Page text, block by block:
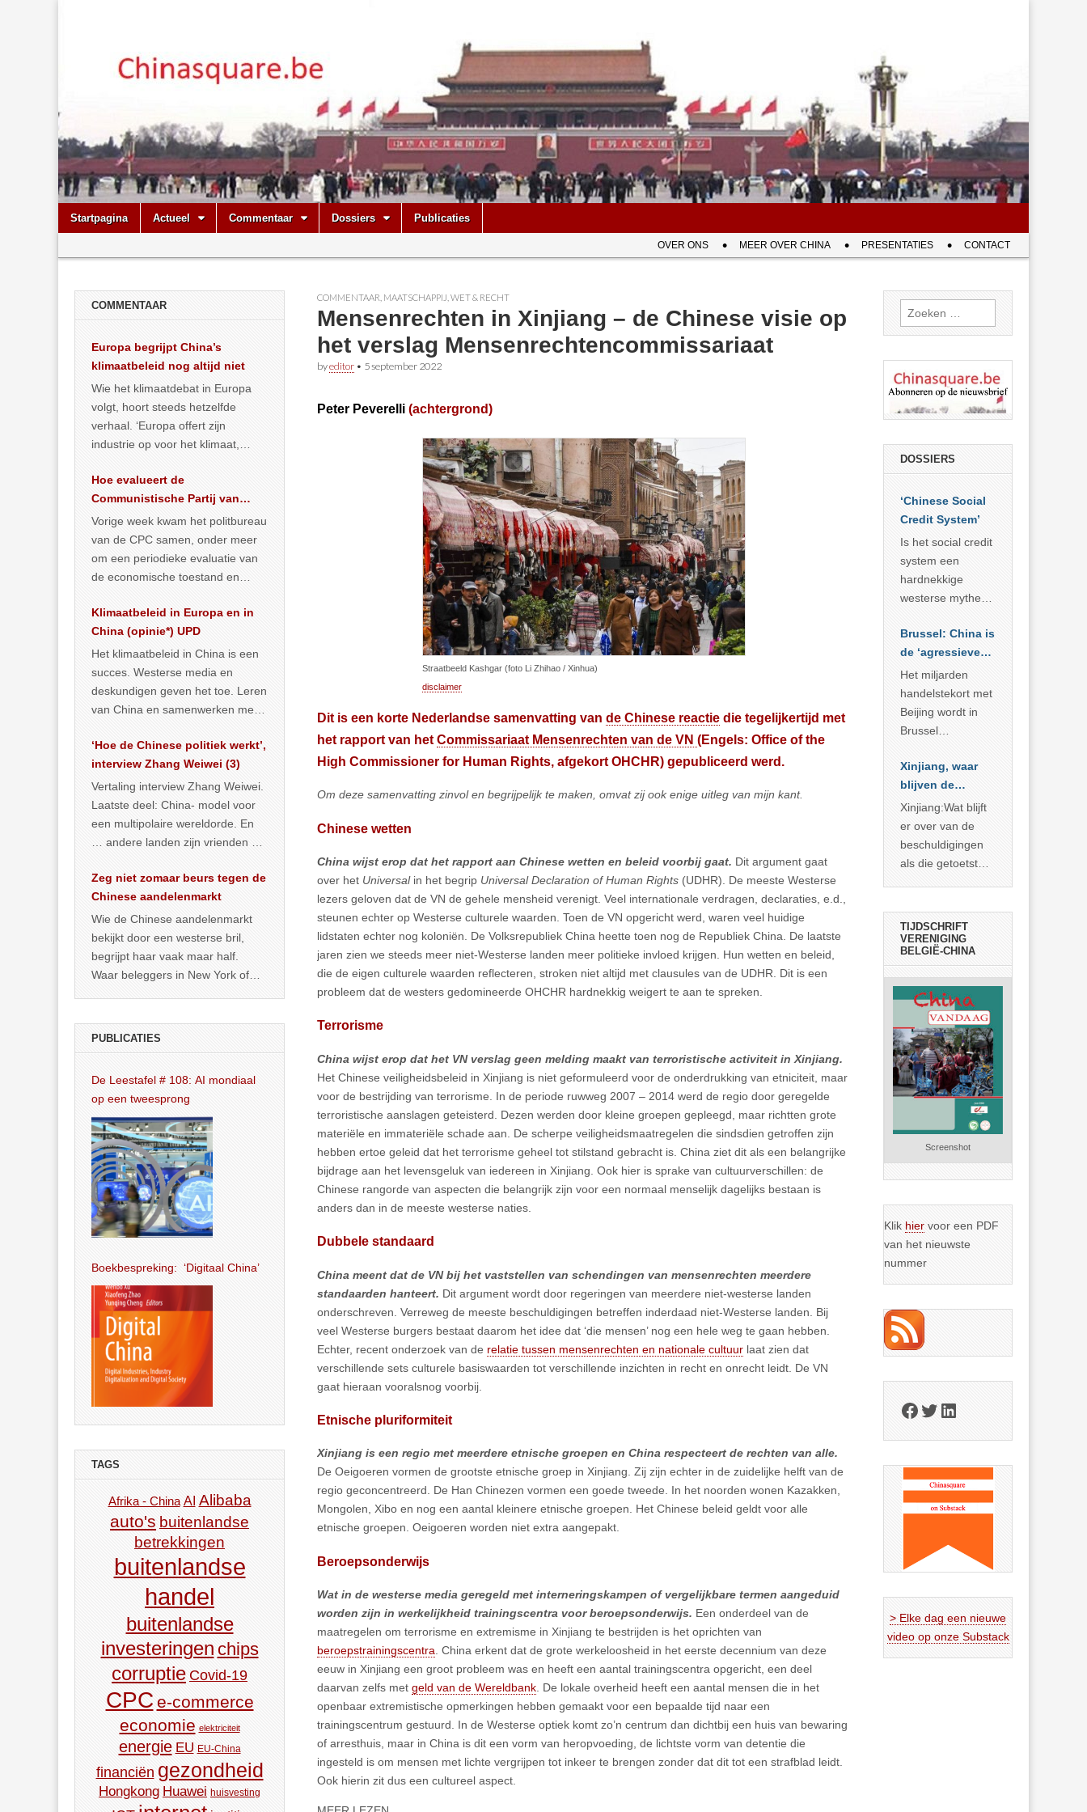
Chinasquare.be
Main
menu
Skip
Startpagina Actueel Commentaar Dossiers Publicaties
menu
OVER ONS MEER OVER CHINA PRESENTATIES CONTACT
COMMENTAAR MAATSCHAPPIJ WET & RECHT
Mensenrechten in Xinjiang – de Chinese visie op
het verslag Mensenrechtencommissariaat
byeditor • 5 september 2022
Peter Peverelli (achtergrond)
Straatbeeld Kashgar (foto Li Zhihao / Xinhua)
disclaimer
Dit is een korte Nederlandse samenvatting van de Chinese reactie die tegelijkertijd met
het rapport van het Commissariaat Mensenrechten van de VN (Engels: Office of the
High Commissioner for Human Rights, afgekort OHCHR) gepubliceerd werd.
Om deze samenvatting zinvol en begrijpelijk te maken, omvat zij ook enige uitleg van mijn kant.
Chinese wetten
China wijst erop dat het rapport aan Chinese wetten en beleid voorbij gaat. Dit argument gaat
over het Universalin het begrip Universal Declaration of Human Rights (UDHR). De meeste Westerse
lezers geloven dat de VN de gehele mensheid verenigt. Veel internationale verdragen, declaraties, e.d.,
steunen echter op Westerse culturele waarden. Toen de VN opgericht werd, waren veel huidige
lidstaten echter nog koloniën. De Volksrepubliek China heette toen nog de Republiek China. De laatste
jaren zien we steeds meer niet-Westerse landen meer politieke invloed krijgen. Hun wetten en beleid,
die de eigen culturele waarden reflecteren, stroken niet altijd met clausules van de UDHR. Dit is een
probleem dat de westers gedomineerde OHCHR hardnekkig weigert te aan te spreken.
Terrorisme
China wijst erop dat het VN verslag geen melding maakt van terroristische activiteit in Xinjiang.
Het Chinese veiligheidsbeleid in Xinjiang is niet geformuleerd voor de onderdrukking van etniciteit, maar
voor de bestrijding van terrorisme. In de periode ruwweg 2007 – 2014 werd de regio door geregelde
terroristische aanslagen geteisterd. Dezen werden door kleine groepen gepleegd, maar richtten grote
materiële en immateriële schade aan. De scherpe veiligheidsmaatregelen die sindsdien getroffen zijn
hebben ertoe geleid dat het terrorisme geheel tot stilstand gebracht is. China ziet dit als een belangrijke
bijdrage aan het levensgeluk van iedereen in Xinjiang. Ook hier is sprake van cultuurverschillen: de
Chinese rangorde van aspecten die belangrijk zijn voor een normaal menselijk dagelijks bestaan is
anders dan in de meeste westerse naties.
Dubbele standaard
China meent dat de VN bij het vaststellen van schendingen van mensenrechten meerdere
standaarden hanteert. Dit argument wordt door regeringen van meerdere niet-westerse landen
onderschreven. Verreweg de meeste beschuldigingen betreffen inderdaad niet-Westerse landen. Bij
veel Westerse burgers bestaat daarom het idee dat ‘die mensen’ nog een hele weg te gaan hebben.
Echter, recent onderzoek van de relatie tussen mensenrechten en nationale cultuur laat zien dat
verschillende sets culturele basiswaarden tot verschillende inzichten in recht en onrecht leidt. De VN
gaat hieraan vooralsnog voorbij.
Etnische pluriformiteit
Xinjiang is een regio met meerdere etnische groepen en China respecteert de rechten van alle.
De Oeigoeren vormen de grootste etnische groep in Xinjiang. Zij zijn echter in de zuidelijke helft van de
regio geconcentreerd. De Han Chinezen vormen een goede tweede. In het noorden wonen Kazakken,
Mongolen, Xibo en nog een aantal kleinere etnische groepen. Het Chinese beleid geldt voor alle
etnische groepen. Oeigoeren worden niet extra aangepakt.
Beroepsonderwijs
Wat in de westerse media geregeld met interneringskampen of vergelijkbare termen aangeduid
worden zijn in werkelijkheid trainingscentra voor beroepsonderwijs. Een onderdeel van de
maatregelen om terrorisme en extremisme in Xinjiang te bestrijden is het oprichten van
beroepstrainingscentra . China erkent dat de grote werkeloosheid in het eerste decennium van deze
eeuw in Xinjiang een groot probleem was en heeft een aantal trainingscentra opgericht, een deel
daarvan zelfs met geld van de Wereldbank . De lokale overheid heeft een aantal mensen die in het
openbaar extremistische opmerkingen hebben gemaakt voor een bepaalde tijd naar een
trainingscentrum gestuurd. In de Westerse optiek komt zo’n centrum dan dichtbij een huis van bewaring
of arresthuis, maar in China is dit een vorm van heropvoeding, de lichtste vorm van detentie die
ingesteld is om mensen met lichte vergrijpen tot inkeer te brengen zonder dat dit tot een strafblad leidt.
Ook hierin zit dus een cultureel aspect.
COMMENTAAR
Europa begrijpt China’s
klimaatbeleid nog altijd niet
Wie het klimaatdebat in Europa
volgt, hoort steeds hetzelfde
verhaal. ‘Europa offert zijn
industrie op voor het klimaat,
vergroening… >> lees meer
Hoe evalueert de
Communistische Partij van
China de economische
toestand?
Vorige week kwam het politbureau
van de CPC samen, onder meer
om een periodieke evaluatie van
de economische toestand en
publiceerden… >> lees meer
Klimaatbeleid in Europa en in
China (opinie*) UPD
Het klimaatbeleid in China is een
succes. Westerse media en
deskundigen geven het toe. Leren
van China en samenwerken met
… >> lees meer
‘Hoe de Chinese politiek werkt’,
interview Zhang Weiwei (3)
Vertaling interview Zhang Weiwei.
Laatste deel: China- model voor
een multipolaire wereldorde. En
… andere landen zijn vrienden of
Zeg niet zomaar beurs tegen de
Chinese aandelenmarkt
Wie de Chinese aandelenmarkt
bekijkt door een westerse bril,
begrijpt haar vaak maar half.
Waar beleggers in New York of
PUBLICATIES
De Leestafel # 108: AI mondiaal
op een tweesprong
Boekbespreking: ‘Digitaal China’
TAGS
Afrika - China AI Alibaba
auto's buitenlandse
betrekkingen
buitenlandse
handel
buitenlandse
investeringen chips
corruptie Covid-19
CPC e-commerce
economie elektriciteit
energie EU EU-China
financiën gezondheid
Hongkong Huawei huisvesting
Zoeken
naar:
DOSSIERS
‘Chinese Social
Credit System’
Is het social credit
system een
hardnekkige
westerse mythe of
realiteit in China?
Brussel: China is
de ‘agressieve
schuldige’
Het miljarden
handelstekort met
Beijing wordt in
Brussel
bewijs van
economische
agressie. In
werkelijkheid
verhult die
spectaculaire
achterstand die
… >> lees meer
Xinjiang, waar
blijven de
bewijzen?
Xinjiang:Wat blijft
er over van de
beschuldigingen
als die getoetst
TIJDSCHRIFT
VERENIGING
BELGIË-CHINA
Screenshot
Klik hier voor een PDF
van het nieuwste
nummer
Facebook
Twitter
LinkedIn
> Elke dag een nieuwe
video op onze Substack